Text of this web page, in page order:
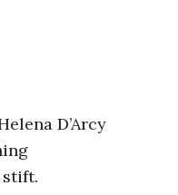
D’Arcy